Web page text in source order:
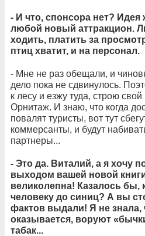
- И что, спонсора нет?
любой новый аттракцион.
ходить, платить за
птиц хватит, и на персонал.
- Мне не раз обещали, и
дело пока не сдвинулось.
к лесу и езжу туда, строю
Орнитаж. И знаю, что когда
повалят туристы, вот тут
коммерсанты, и будут
партнеры...
- Это да. Виталий, а я хочу
выходом вашей новой
великолепна! Казалось бы,
человеку до синиц? А вы
фактов выдали! Я не знала,
оказывается, воруют
табак...